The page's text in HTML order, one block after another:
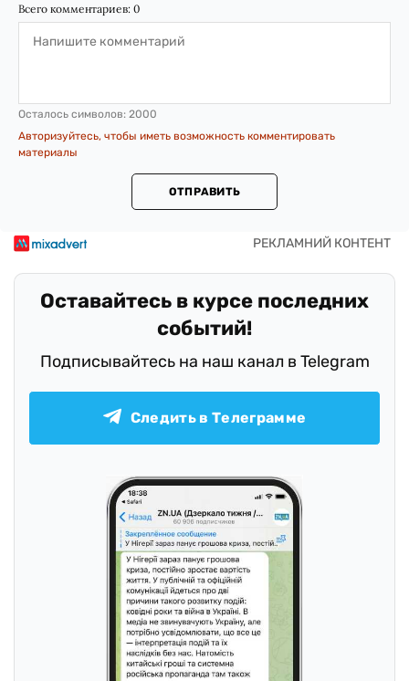
Всего комментариев: 0
Осталось символов: 2000
Авторизуйтесь, чтобы иметь возможность комментировать
материалы
ОТПРАВИТЬ
Оставайтесь в курсе последних
событий!
Подписывайтесь на наш канал в Telegram
Следить в Телеграмме